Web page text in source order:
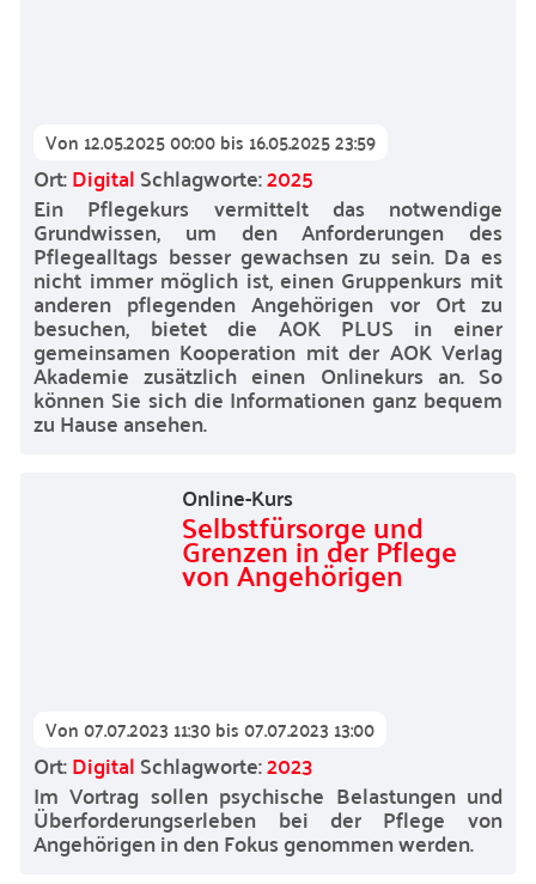
Von 12.05.2025 00:00bis 16.05.2025 23:59
Ort:DigitalSchlagworte:2025
Ein Pflegekurs vermittelt das notwendige
Grundwissen, um den Anforderungen des
Pflegealltags besser gewachsen zu sein. Da es
nicht immer möglich ist, einen Gruppenkurs mit
anderen pflegenden Angehörigen vor Ort zu
besuchen, bietet die AOK PLUS in einer
gemeinsamen Kooperation mit der AOK Verlag
Akademie zusätzlich einen Onlinekurs an. So
können Sie sich die Informationen ganz bequem
zu Hause ansehen.
Online-Kurs
Selbstfürsorge und
Grenzen in der Pflege
von Angehörigen
Von07.07.2023 11:30bis07.07.2023 13:00
Ort:DigitalSchlagworte:2023
Im Vortrag sollen psychische Belastungen und
Überforderungserleben bei der Pflege von
Angehörigen in den Fokus genommen werden.